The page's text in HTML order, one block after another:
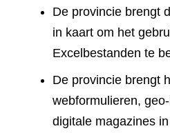
De provincie brengt
in kaart om het
Excelbestanden te
De provincie brengt
webformulieren,
digitale magazines